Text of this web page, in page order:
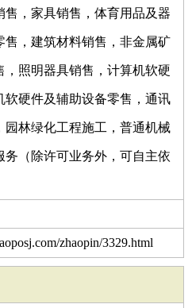
，家具销售，体育用品及器
，建筑材料销售，非金属矿
，照明器具销售，计算机软硬
硬件及辅助设备零售，通讯
林绿化工程施工，普通机械
（除许可业务外，可自主依
zhaopin/3329.html